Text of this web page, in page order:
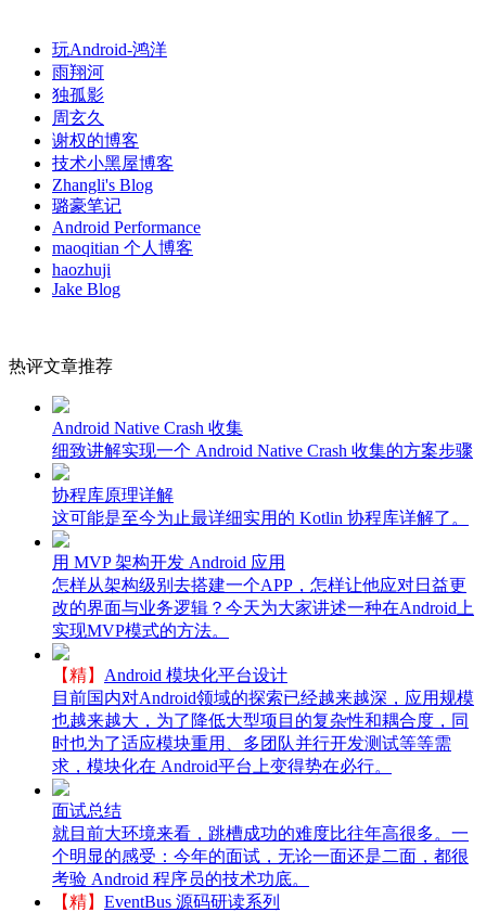
玩Android-鸿洋
雨翔河
独孤影
周玄久
谢权的博客
技术小黑屋博客
Zhangli's Blog
璐豪笔记
Android Performance
maoqitian 个人博客
haozhuji
Jake Blog
热评文章推荐
Android Native Crash 收集
细致讲解实现一个 Android Native Crash 收集的方案步骤
协程库原理详解
这可能是至今为止最详细实用的 Kotlin 协程库详解了。
用 MVP 架构开发 Android 应用
怎样从架构级别去搭建一个APP，怎样让他应对日益更
改的界面与业务逻辑？今天为大家讲述一种在Android上
实现MVP模式的方法。
【精】 Android 模块化平台设计
目前国内对Android领域的探索已经越来越深，应用规模
也越来越大，为了降低大型项目的复杂性和耦合度，同
时也为了适应模块重用、多团队并行开发测试等等需
求，模块化在 Android平台上变得势在必行。
面试总结
就目前大环境来看，跳槽成功的难度比往年高很多。一
个明显的感受：今年的面试，无论一面还是二面，都很
考验 Android 程序员的技术功底。
【精】 EventBus 源码研读系列